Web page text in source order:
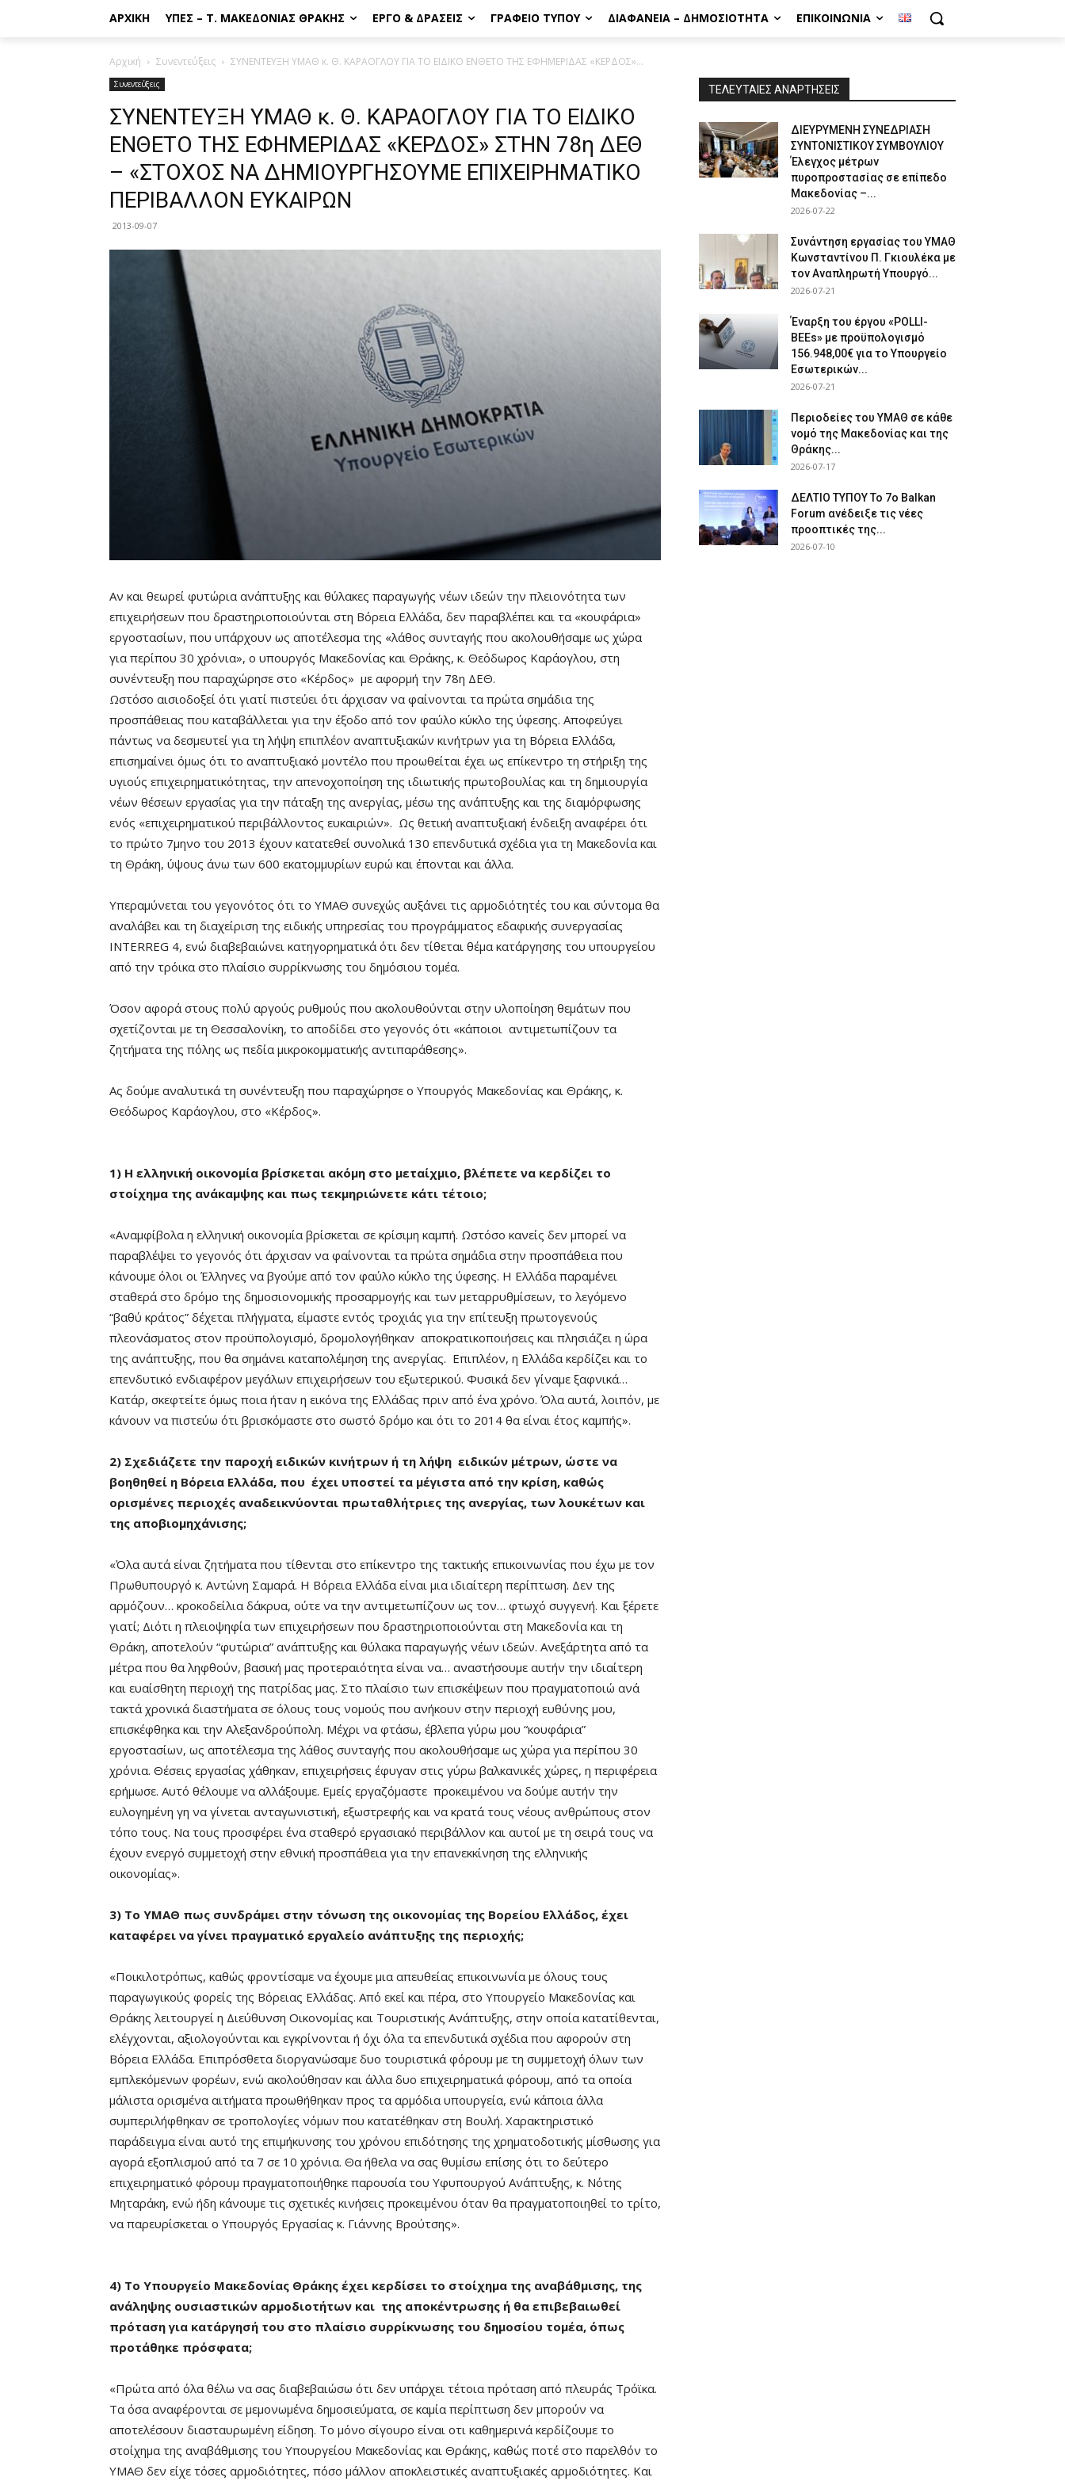
ΑΡΧΙΚΉ ΥΠΕΣ – Τ. ΜΑΚΕΔΟΝΊΑΣ ΘΡΆΚΗΣ ΈΡΓΟ & ΔΡΆΣΕΙΣ ΓΡΑΦΕΊΟ ΤΎΠΟΥ ΔΙΑΦΆΝΕΙΑ – ΔΗΜΟΣΙΌΤΗΤΑ ΕΠΙΚΟΙΝΩΝΊΑ
Αρχική Συνεντεύξεις ΣΥΝΕΝΤΕΥΞΗ ΥΜΑΘ κ. Θ. ΚΑΡΑΟΓΛΟΥ ΓΙΑ ΤΟ ΕΙΔΙΚΟ ΕΝΘΕΤΟ ΤΗΣ ΕΦΗΜΕΡΙΔΑΣ «ΚΕΡΔΟΣ»...
Συνεντεύξεις
ΣΥΝΕΝΤΕΥΞΗ ΥΜΑΘ κ. Θ. ΚΑΡΑΟΓΛΟΥ ΓΙΑ ΤΟ ΕΙΔΙΚΟ
ΕΝΘΕΤΟ ΤΗΣ ΕΦΗΜΕΡΙΔΑΣ «ΚΕΡΔΟΣ» ΣΤΗΝ 78η ΔΕΘ
– «ΣΤΟΧΟΣ ΝΑ ΔΗΜΙΟΥΡΓΗΣΟΥΜΕ ΕΠΙΧΕΙΡΗΜΑΤΙΚΟ
ΠΕΡΙΒΑΛΛΟΝ ΕΥΚΑΙΡΩΝ
2013-09-07
Αν και θεωρεί φυτώρια ανάπτυξης και θύλακες παραγωγής νέων ιδεών την πλειονότητα των
επιχειρήσεων που δραστηριοποιούνται στη Βόρεια Ελλάδα, δεν παραβλέπει και τα «κουφάρια»
εργοστασίων, που υπάρχουν ως αποτέλεσμα της «λάθος συνταγής που ακολουθήσαμε ως χώρα
για περίπου 30 χρόνια», ο υπουργός Μακεδονίας και Θράκης, κ. Θεόδωρος Καράογλου, στη
συνέντευξη που παραχώρησε στο «Κέρδος» με αφορμή την 78η ΔΕΘ.
Ωστόσο αισιοδοξεί ότι γιατί πιστεύει ότι άρχισαν να φαίνονται τα πρώτα σημάδια της
προσπάθειας που καταβάλλεται για την έξοδο από τον φαύλο κύκλο της ύφεσης. Αποφεύγει
πάντως να δεσμευτεί για τη λήψη επιπλέον αναπτυξιακών κινήτρων για τη Βόρεια Ελλάδα,
επισημαίνει όμως ότι το αναπτυξιακό μοντέλο που προωθείται έχει ως επίκεντρο τη στήριξη της
υγιούς επιχειρηματικότητας, την απενοχοποίηση της ιδιωτικής πρωτοβουλίας και τη δημιουργία
νέων θέσεων εργασίας για την πάταξη της ανεργίας, μέσω της ανάπτυξης και της διαμόρφωσης
ενός «επιχειρηματικού περιβάλλοντος ευκαιριών». Ως θετική αναπτυξιακή ένδειξη αναφέρει ότι
το πρώτο 7μηνο του 2013 έχουν κατατεθεί συνολικά 130 επενδυτικά σχέδια για τη Μακεδονία και
τη Θράκη, ύψους άνω των 600 εκατομμυρίων ευρώ και έπονται και άλλα.
Υπεραμύνεται του γεγονότος ότι το ΥΜΑΘ συνεχώς αυξάνει τις αρμοδιότητές του και σύντομα θα
αναλάβει και τη διαχείριση της ειδικής υπηρεσίας του προγράμματος εδαφικής συνεργασίας
INTERREG 4, ενώ διαβεβαιώνει κατηγορηματικά ότι δεν τίθεται θέμα κατάργησης του υπουργείου
από την τρόικα στο πλαίσιο συρρίκνωσης του δημόσιου τομέα.
Όσον αφορά στους πολύ αργούς ρυθμούς που ακολουθούνται στην υλοποίηση θεμάτων που
σχετίζονται με τη Θεσσαλονίκη, το αποδίδει στο γεγονός ότι «κάποιοι αντιμετωπίζουν τα
ζητήματα της πόλης ως πεδία μικροκομματικής αντιπαράθεσης».
Ας δούμε αναλυτικά τη συνέντευξη που παραχώρησε ο Υπουργός Μακεδονίας και Θράκης, κ.
Θεόδωρος Καράογλου, στο «Κέρδος».
1) Η ελληνική οικονομία βρίσκεται ακόμη στο μεταίχμιο, βλέπετε να κερδίζει το
στοίχημα της ανάκαμψης και πως τεκμηριώνετε κάτι τέτοιο;
«Αναμφίβολα η ελληνική οικονομία βρίσκεται σε κρίσιμη καμπή. Ωστόσο κανείς δεν μπορεί να
παραβλέψει το γεγονός ότι άρχισαν να φαίνονται τα πρώτα σημάδια στην προσπάθεια που
κάνουμε όλοι οι Έλληνες να βγούμε από τον φαύλο κύκλο της ύφεσης. Η Ελλάδα παραμένει
σταθερά στο δρόμο της δημοσιονομικής προσαρμογής και των μεταρρυθμίσεων, το λεγόμενο
“βαθύ κράτος” δέχεται πλήγματα, είμαστε εντός τροχιάς για την επίτευξη πρωτογενούς
πλεονάσματος στον προϋπολογισμό, δρομολογήθηκαν αποκρατικοποιήσεις και πλησιάζει η ώρα
της ανάπτυξης, που θα σημάνει καταπολέμηση της ανεργίας. Επιπλέον, η Ελλάδα κερδίζει και το
επενδυτικό ενδιαφέρον μεγάλων επιχειρήσεων του εξωτερικού. Φυσικά δεν γίναμε ξαφνικά…
Κατάρ, σκεφτείτε όμως ποια ήταν η εικόνα της Ελλάδας πριν από ένα χρόνο. Όλα αυτά, λοιπόν, με
κάνουν να πιστεύω ότι βρισκόμαστε στο σωστό δρόμο και ότι το 2014 θα είναι έτος καμπής».
2) Σχεδιάζετε την παροχή ειδικών κινήτρων ή τη λήψη ειδικών μέτρων, ώστε να
βοηθηθεί η Βόρεια Ελλάδα, που έχει υποστεί τα μέγιστα από την κρίση, καθώς
ορισμένες περιοχές αναδεικνύονται πρωταθλήτριες της ανεργίας, των λουκέτων και
της αποβιομηχάνισης;
«Όλα αυτά είναι ζητήματα που τίθενται στο επίκεντρο της τακτικής επικοινωνίας που έχω με τον
Πρωθυπουργό κ. Αντώνη Σαμαρά. Η Βόρεια Ελλάδα είναι μια ιδιαίτερη περίπτωση. Δεν της
αρμόζουν… κροκοδείλια δάκρυα, ούτε να την αντιμετωπίζουν ως τον… φτωχό συγγενή. Και ξέρετε
γιατί; Διότι η πλειοψηφία των επιχειρήσεων που δραστηριοποιούνται στη Μακεδονία και τη
Θράκη, αποτελούν “φυτώρια” ανάπτυξης και θύλακα παραγωγής νέων ιδεών. Ανεξάρτητα από τα
μέτρα που θα ληφθούν, βασική μας προτεραιότητα είναι να… αναστήσουμε αυτήν την ιδιαίτερη
και ευαίσθητη περιοχή της πατρίδας μας. Στο πλαίσιο των επισκέψεων που πραγματοποιώ ανά
τακτά χρονικά διαστήματα σε όλους τους νομούς που ανήκουν στην περιοχή ευθύνης μου,
επισκέφθηκα και την Αλεξανδρούπολη. Μέχρι να φτάσω, έβλεπα γύρω μου “κουφάρια”
εργοστασίων, ως αποτέλεσμα της λάθος συνταγής που ακολουθήσαμε ως χώρα για περίπου 30
χρόνια. Θέσεις εργασίας χάθηκαν, επιχειρήσεις έφυγαν στις γύρω βαλκανικές χώρες, η περιφέρεια
ερήμωσε. Αυτό θέλουμε να αλλάξουμε. Εμείς εργαζόμαστε προκειμένου να δούμε αυτήν την
ευλογημένη γη να γίνεται ανταγωνιστική, εξωστρεφής και να κρατά τους νέους ανθρώπους στον
τόπο τους. Να τους προσφέρει ένα σταθερό εργασιακό περιβάλλον και αυτοί με τη σειρά τους να
έχουν ενεργό συμμετοχή στην εθνική προσπάθεια για την επανεκκίνηση της ελληνικής
οικονομίας».
3) Το ΥΜΑΘ πως συνδράμει στην τόνωση της οικονομίας της Βορείου Ελλάδος, έχει
καταφέρει να γίνει πραγματικό εργαλείο ανάπτυξης της περιοχής;
«Ποικιλοτρόπως, καθώς φροντίσαμε να έχουμε μια απευθείας επικοινωνία με όλους τους
παραγωγικούς φορείς της Βόρειας Ελλάδας. Από εκεί και πέρα, στο Υπουργείο Μακεδονίας και
Θράκης λειτουργεί η Διεύθυνση Οικονομίας και Τουριστικής Ανάπτυξης, στην οποία κατατίθενται,
ελέγχονται, αξιολογούνται και εγκρίνονται ή όχι όλα τα επενδυτικά σχέδια που αφορούν στη
Βόρεια Ελλάδα. Επιπρόσθετα διοργανώσαμε δυο τουριστικά φόρουμ με τη συμμετοχή όλων των
εμπλεκόμενων φορέων, ενώ ακολούθησαν και άλλα δυο επιχειρηματικά φόρουμ, από τα οποία
μάλιστα ορισμένα αιτήματα προωθήθηκαν προς τα αρμόδια υπουργεία, ενώ κάποια άλλα
συμπεριλήφθηκαν σε τροπολογίες νόμων που κατατέθηκαν στη Βουλή. Χαρακτηριστικό
παράδειγμα είναι αυτό της επιμήκυνσης του χρόνου επιδότησης της χρηματοδοτικής μίσθωσης για
αγορά εξοπλισμού από τα 7 σε 10 χρόνια. Θα ήθελα να σας θυμίσω επίσης ότι το δεύτερο
επιχειρηματικό φόρουμ πραγματοποιήθηκε παρουσία του Υφυπουργού Ανάπτυξης, κ. Νότης
Μηταράκη, ενώ ήδη κάνουμε τις σχετικές κινήσεις προκειμένου όταν θα πραγματοποιηθεί το τρίτο,
να παρευρίσκεται ο Υπουργός Εργασίας κ. Γιάννης Βρούτσης».
4) Το Υπουργείο Μακεδονίας Θράκης έχει κερδίσει το στοίχημα της αναβάθμισης, της
ανάληψης ουσιαστικών αρμοδιοτήτων και της αποκέντρωσης ή θα επιβεβαιωθεί
πρόταση για κατάργησή του στο πλαίσιο συρρίκνωσης του δημοσίου τομέα, όπως
προτάθηκε πρόσφατα;
«Πρώτα από όλα θέλω να σας διαβεβαιώσω ότι δεν υπάρχει τέτοια πρόταση από πλευράς Τρόϊκα.
Τα όσα αναφέρονται σε μεμονωμένα δημοσιεύματα, σε καμία περίπτωση δεν μπορούν να
αποτελέσουν διασταυρωμένη είδηση. Το μόνο σίγουρο είναι οτι καθημερινά κερδίζουμε το
στοίχημα της αναβάθμισης του Υπουργείου Μακεδονίας και Θράκης, καθώς ποτέ στο παρελθόν το
ΥΜΑΘ δεν είχε τόσες αρμοδιότητες, πόσο μάλλον αποκλειστικές αναπτυξιακές αρμοδιότητες. Και
ΤΕΛΕΥΤΑΙΕΣ ΑΝΑΡΤΗΣΕΙΣ
ΔΙΕΥΡΥΜΕΝΗ ΣΥΝΕΔΡΙΑΣΗ
ΣΥΝΤΟΝΙΣΤΙΚΟΥ ΣΥΜΒΟΥΛΙΟΥ
Έλεγχος μέτρων
πυροπροστασίας σε επίπεδο
Μακεδονίας –...
2026-07-22
Συνάντηση εργασίας του ΥΜΑΘ
Κωνσταντίνου Π. Γκιουλέκα με
τον Αναπληρωτή Υπουργό...
2026-07-21
Έναρξη του έργου «POLLI-
BEEs» με προϋπολογισμό
156.948,00€ για το Υπουργείο
Εσωτερικών...
2026-07-21
Περιοδείες του ΥΜΑΘ σε κάθε
νομό της Μακεδονίας και της
Θράκης...
2026-07-17
ΔΕΛΤΙΟ ΤΥΠΟΥ Το 7ο Balkan
Forum ανέδειξε τις νέες
προοπτικές της...
2026-07-10